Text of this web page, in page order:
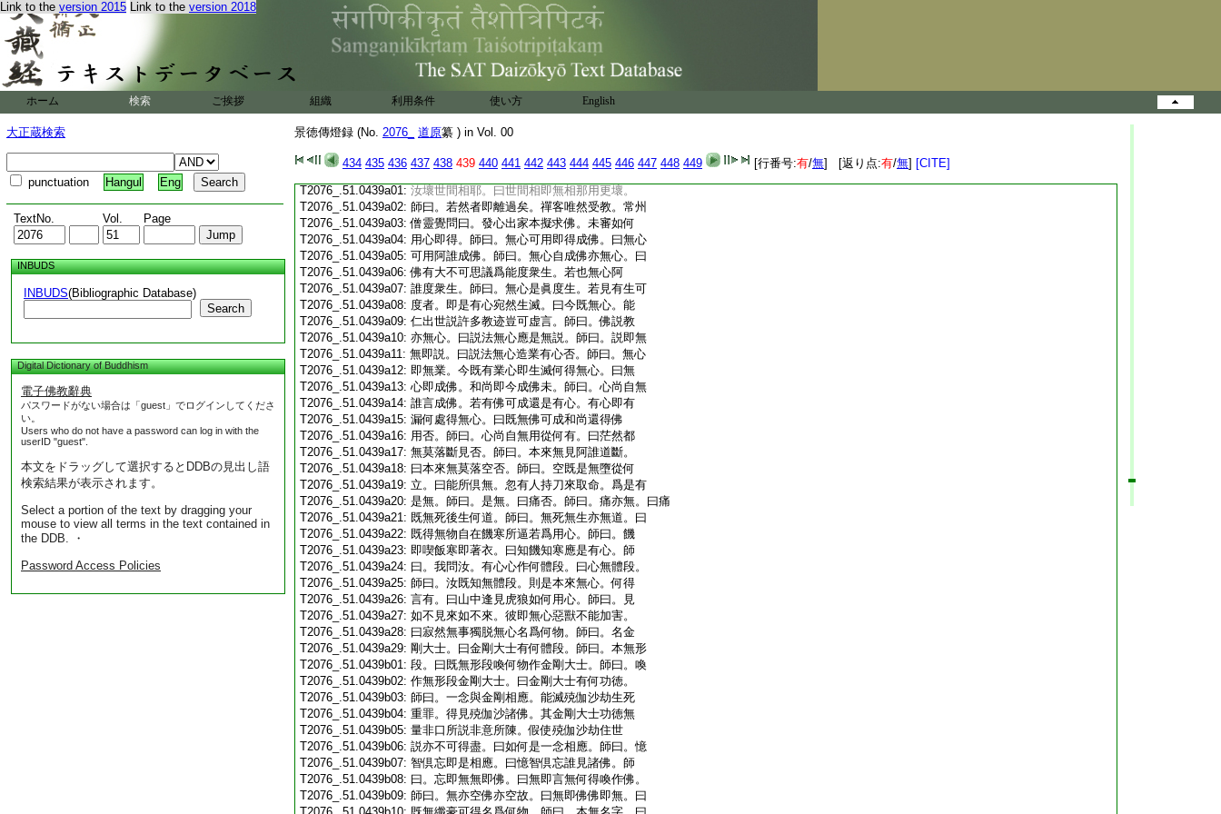
Link to the version 2015 Link to the version 2018
ホーム 検索 ご挨拶 組織 利用条件 使い方 English
大正蔵検索
punctuation Hangul Eng
TextNo. Vol. Page
INBUDS
INBUDS(Bibliographic Database)
Search
Digital Dictionary of Buddhism
電子佛教辭典
パスワードがない場合は「guest」でログインしてくださ
い。
Users who do not have a password can log in with the
userID "guest".
本文をドラッグして選択するとDDBの見出し語
検索結果が表示されます。
Select a portion of the text by dragging your
mouse to view all terms in the text contained in
the DDB. ・
Password Access Policies
景徳傳燈録 (No. 2076_ 道原纂 ) in Vol. 00
434 435 436 437 438 439 440 441 442 443 444 445 446 447 448 449 [行番号:有/無] [返り点:有/無] [CITE]
T2076_.51.0438c19:大道乎。曰師亦言即心是佛。南方知識亦爾。
T2076_.51.0438c20: 那有異同師不應自是而非他。師曰。或名異
T2076_.51.0438c21:體同。或名同體異。因茲濫矣。只如菩提涅槃
T2076_.51.0438c22:
眞如佛性名異體同。眞心妄心佛智世智名
同體異。縁南方錯將妄心言是眞心。認賊爲
子。有取世智稱爲佛智。猶如魚目而亂明珠。
T2076_.51.0438c25:不可雷同事須甄別。曰若爲離得此過。師曰。
T2076_.51.0438c26:
汝但子細反觀陰入界處一一推窮。有纖
T2076_.51.0438c27:可得否。曰子細觀之不見一物可得。師曰。汝
T2076_.51.0438c28: 壞身心相耶。曰身心性離有何可壞。師曰。身
T2076_.51.0439a01: 汝壞世間相耶。曰世間相即無相那用更壞。
T2076_.51.0439a02: 師曰。若然者即離過矣。禪客唯然受教。常州
T2076_.51.0439a03:僧靈覺問曰。發心出家本擬求佛。未審如何
T2076_.51.0439a04: 用心即得。師曰。無心可用即得成佛。曰無心
T2076_.51.0439a05: 可用阿誰成佛。師曰。無心自成佛亦無心。曰
T2076_.51.0439a06:佛有大不可思議爲能度衆生。若也無心阿
T2076_.51.0439a07: 誰度衆生。師曰。無心是眞度生。若見有生可
T2076_.51.0439a08: 度者。即是有心宛然生滅。曰今既無心。能
T2076_.51.0439a09: 仁出世説許多教迹豈可虚言。師曰。佛説教
T2076_.51.0439a10: 亦無心。曰説法無心應是無説。師曰。説即無
T2076_.51.0439a11: 無即説。曰説法無心造業有心否。師曰。無心
T2076_.51.0439a12: 即無業。今既有業心即生滅何得無心。曰無
T2076_.51.0439a13: 心即成佛。和尚即今成佛未。師曰。心尚自無
T2076_.51.0439a14: 誰言成佛。若有佛可成還是有心。有心即有
T2076_.51.0439a15: 漏何處得無心。曰既無佛可成和尚還得佛
T2076_.51.0439a16: 用否。師曰。心尚自無用從何有。曰茫然都
T2076_.51.0439a17: 無莫落斷見否。師曰。本來無見阿誰道斷。
T2076_.51.0439a18: 曰本來無莫落空否。師曰。空既是無墮從何
T2076_.51.0439a19: 立。曰能所倶無。忽有人持刀來取命。爲是有
T2076_.51.0439a20: 是無。師曰。是無。曰痛否。師曰。痛亦無。曰痛
T2076_.51.0439a21: 既無死後生何道。師曰。無死無生亦無道。曰
T2076_.51.0439a22: 既得無物自在饑寒所逼若爲用心。師曰。饑
T2076_.51.0439a23: 即喫飯寒即著衣。曰知饑知寒應是有心。師
T2076_.51.0439a24: 曰。我問汝。有心心作何體段。曰心無體段。
T2076_.51.0439a25: 師曰。汝既知無體段。則是本來無心。何得
T2076_.51.0439a26: 言有。曰山中逢見虎狼如何用心。師曰。見
T2076_.51.0439a27: 如不見來如不來。彼即無心惡獸不能加害。
T2076_.51.0439a28: 曰寂然無事獨脱無心名爲何物。師曰。名金
T2076_.51.0439a29: 剛大士。曰金剛大士有何體段。師曰。本無形
T2076_.51.0439b01: 段。曰既無形段喚何物作金剛大士。師曰。喚
T2076_.51.0439b02: 作無形段金剛大士。曰金剛大士有何功徳。
T2076_.51.0439b03: 師曰。一念與金剛相應。能滅殑伽沙劫生死
T2076_.51.0439b04: 重罪。得見殑伽沙諸佛。其金剛大士功徳無
T2076_.51.0439b05: 量非口所説非意所陳。假使殑伽沙劫住世
T2076_.51.0439b06: 説亦不可得盡。曰如何是一念相應。師曰。憶
T2076_.51.0439b07: 智倶忘即是相應。曰憶智倶忘誰見諸佛。師
T2076_.51.0439b08: 曰。忘即無無即佛。曰無即言無何得喚作佛。
T2076_.51.0439b09: 師曰。無亦空佛亦空故。曰無即佛佛即無。曰